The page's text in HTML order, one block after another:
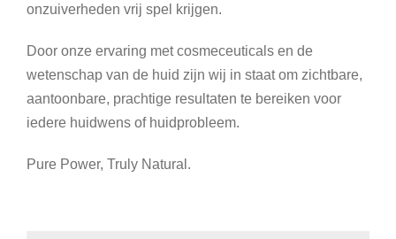
onzuiverheden vrij spel krijgen.
Door onze ervaring met cosmeceuticals en de
wetenschap van de huid zijn wij in staat om zichtbare,
aantoonbare, prachtige resultaten te bereiken voor
iedere huidwens of huidprobleem.
Pure Power, Truly Natural.